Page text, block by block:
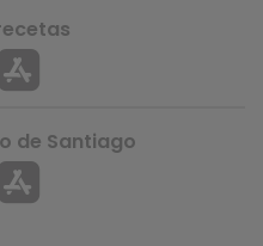
de Santiago